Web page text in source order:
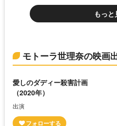
もっと
モトーラ世理奈の映画
愛しのダディー殺害計画
（2020年）
出演